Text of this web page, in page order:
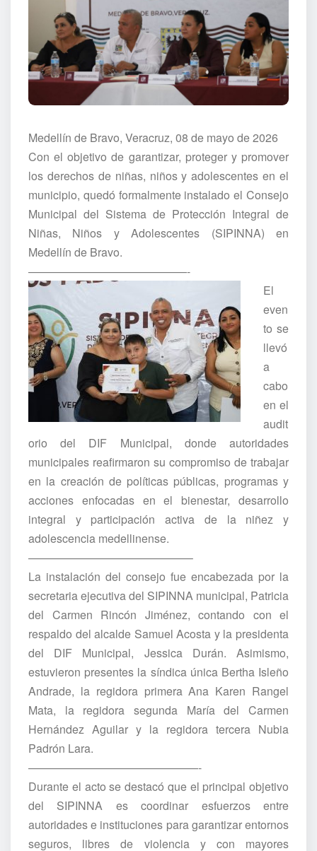
Medellín de Bravo, Veracruz, 08 de mayo de 2026
Con el objetivo de garantizar, proteger y promover
los derechos de niñas, niños y adolescentes en el
municipio, quedó formalmente instalado el Consejo
Municipal del Sistema de Protección Integral de
Niñas, Niños y Adolescentes (SIPINNA) en
Medellín de Bravo.
——————————————-
El
even
to se
llevó
a
cabo
en el
audit
orio del DIF Municipal, donde autoridades
municipales reafirmaron su compromiso de trabajar
en la creación de políticas públicas, programas y
acciones enfocadas en el bienestar, desarrollo
integral y participación activa de la niñez y
adolescencia medellinense.
——————————————–
La instalación del consejo fue encabezada por la
secretaria ejecutiva del SIPINNA municipal, Patricia
del Carmen Rincón Jiménez, contando con el
respaldo del alcalde Samuel Acosta y la presidenta
del DIF Municipal, Jessica Durán. Asimismo,
estuvieron presentes la síndica única Bertha Isleño
Andrade, la regidora primera Ana Karen Rangel
Mata, la regidora segunda María del Carmen
Hernández Aguilar y la regidora tercera Nubia
Padrón Lara.
———————————————-
Durante el acto se destacó que el principal objetivo
del SIPINNA es coordinar esfuerzos entre
autoridades e instituciones para garantizar entornos
seguros, libres de violencia y con mayores